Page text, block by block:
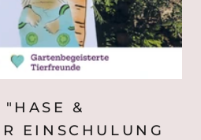
& K
EINSCHULUNG